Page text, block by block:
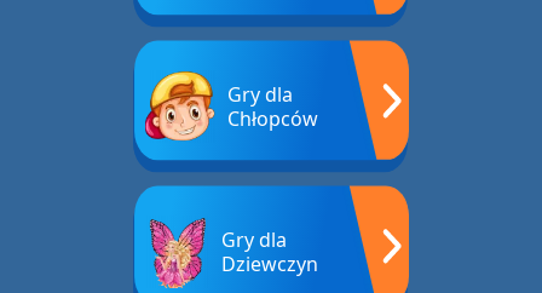
Gry dla
Chłopców
Gry dla
Dziewczyn